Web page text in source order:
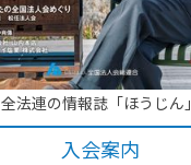
全法連の情報誌「ほうじん」
入会案内